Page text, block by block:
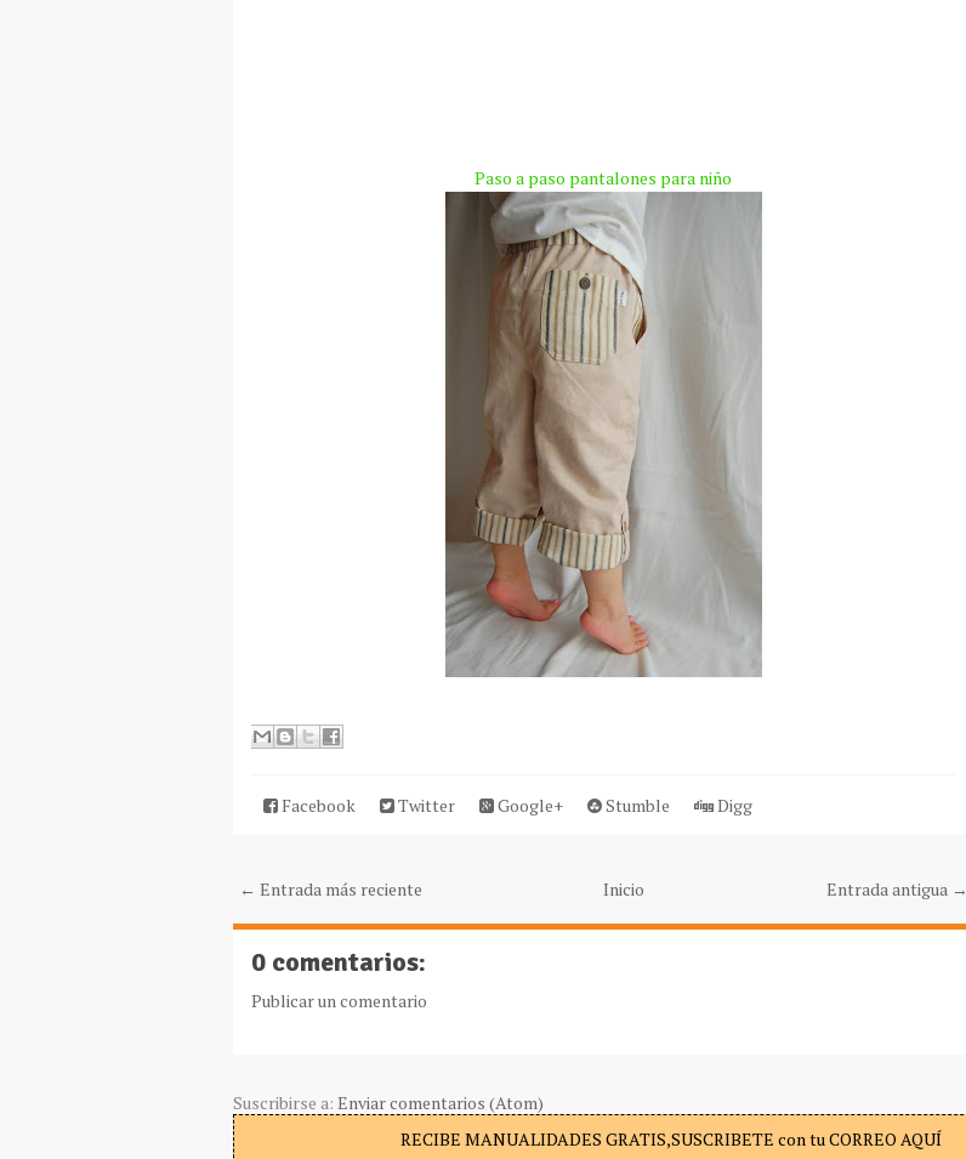
Paso a paso pantalones para niño
Facebook Twitter Google+ Stumble Digg
← Entrada más reciente Entrada antigua →
Inicio
0 comentarios:
Publicar un comentario
Suscribirse a: Enviar comentarios (Atom)
RECIBE MANUALIDADES GRATIS,SUSCRIBETE con tu CORREO AQUÍ